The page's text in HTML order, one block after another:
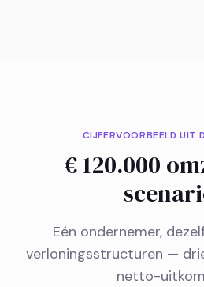
CIJFERVOORBEELD UIT
€ 120.000
Eén ondernemer,
verloningsstructuren —
netto-